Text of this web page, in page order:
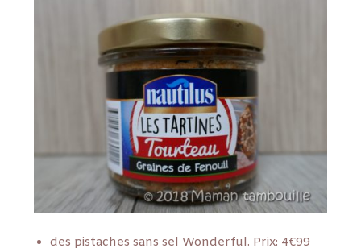
des pistaches sans sel Wonderful. Prix: 4€99